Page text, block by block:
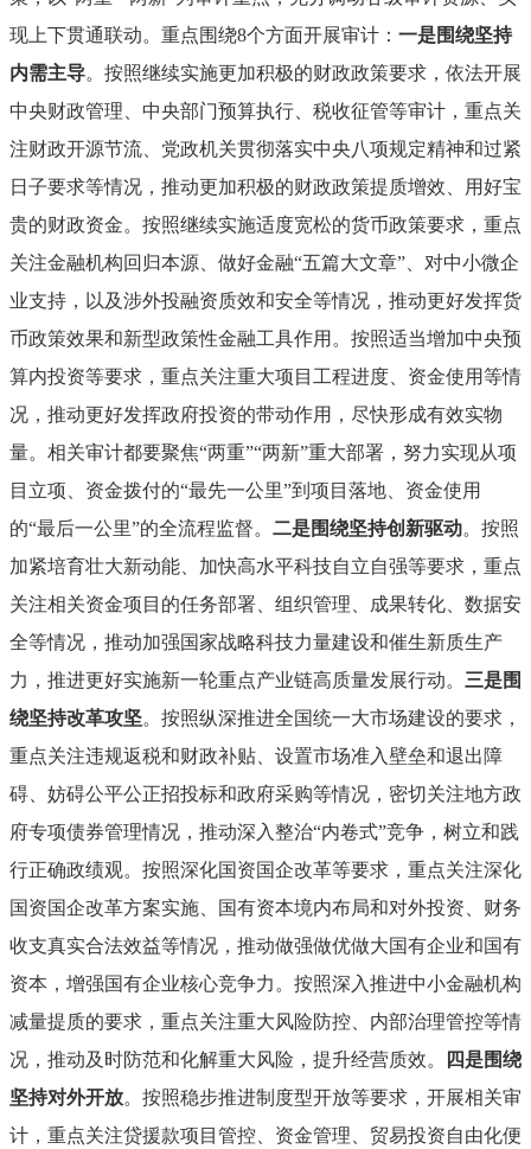
现上下贯通联动。重点围绕8个方面开展审计： 一是围绕坚持
内需主导。按照继续实施更加积极的财政政策要求，依法开展
中央财政管理、中央部门预算执行、税收征管等审计，重点关
注财政开源节流、党政机关贯彻落实中央八项规定精神和过紧
日子要求等情况，推动更加积极的财政政策提质增效、用好宝
贵的财政资金。按照继续实施适度宽松的货币政策要求，重点
关注金融机构回归本源、做好金融“五篇大文章”、对中小微企
业支持，以及涉外投融资质效和安全等情况，推动更好发挥货
币政策效果和新型政策性金融工具作用。按照适当增加中央预
算内投资等要求，重点关注重大项目工程进度、资金使用等情
况，推动更好发挥政府投资的带动作用，尽快形成有效实物
量。相关审计都要聚焦“两重”“两新”重大部署，努力实现从项
目立项、资金拨付的“最先一公里”到项目落地、资金使用
的“最后一公里”的全流程监督。 二是围绕坚持创新驱动。按照
加紧培育壮大新动能、加快高水平科技自立自强等要求，重点
关注相关资金项目的任务部署、组织管理、成果转化、数据安
全等情况，推动加强国家战略科技力量建设和催生新质生产
力，推进更好实施新一轮重点产业链高质量发展行动。 三是围
绕坚持改革攻坚。按照纵深推进全国统一大市场建设的要求，
重点关注违规返税和财政补贴、设置市场准入壁垒和退出障
碍、妨碍公平公正招投标和政府采购等情况，密切关注地方政
府专项债券管理情况，推动深入整治“内卷式”竞争，树立和践
行正确政绩观。按照深化国资国企改革等要求，重点关注深化
国资国企改革方案实施、国有资本境内布局和对外投资、财务
收支真实合法效益等情况，推动做强做优做大国有企业和国有
资本，增强国有企业核心竞争力。按照深入推进中小金融机构
减量提质的要求，重点关注重大风险防控、内部治理管控等情
况，推动及时防范和化解重大风险，提升经营质效。
四是围绕
坚持对外开放。按照稳步推进制度型开放等要求，开展相关审
计，重点关注贷援款项目管控、资金管理、贸易投资自由化便